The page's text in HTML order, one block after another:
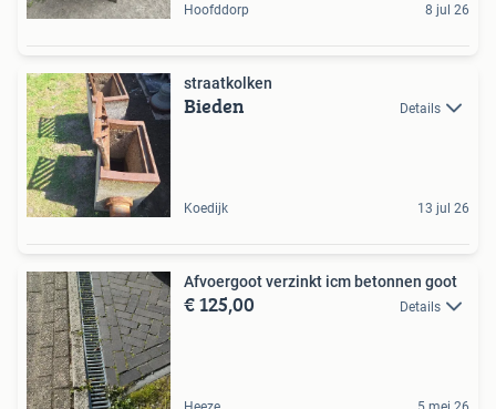
Hoofddorp 8 jul 26
straatkolken
Bieden Details
Koedijk 13 jul 26
Afvoergoot verzinkt icm betonnen goot
€ 125,00 Details